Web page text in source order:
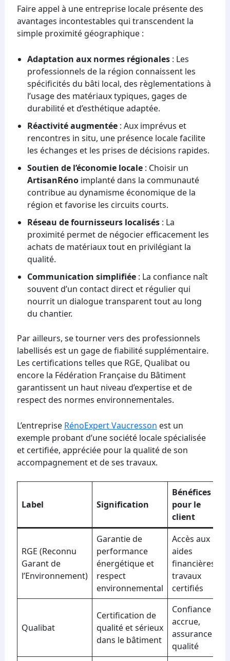
Faire appel à une entreprise locale présente des
avantages incontestables qui transcendent la
simple proximité géographique :
Adaptation aux normes régionales: Les
professionnels de la région connaissent les
spécificités du bâti local, des règlementations à
l’usage des matériaux typiques, gages de
durabilité et d’esthétique adaptée.
Réactivité augmentée: Aux imprévus et
rencontres in situ, une présence locale facilite
les échanges et les prises de décisions rapides.
Soutien de l’économie locale: Choisir un
ArtisanRénoimplanté dans la communauté
contribue au dynamisme économique de la
région et favorise les circuits courts.
Réseau de fournisseurs localisés: La
proximité permet de négocier efficacement les
achats de matériaux tout en privilégiant la
qualité.
Communication simplifiée: La confiance naît
souvent d’un contact direct et régulier qui
nourrit un dialogue transparent tout au long
du chantier.
Par ailleurs, se tourner vers des professionnels
labellisés est un gage de fiabilité supplémentaire.
Les certifications telles que RGE, Qualibat ou
encore la Fédération Française du Bâtiment
garantissent un haut niveau d’expertise et de
respect des normes environnementales.
L’entreprise RénoExpert Vaucresson est un
exemple probant d’une société locale spécialisée
et certifiée, appréciée pour la qualité de son
accompagnement et de ses travaux.
Label Signification
Bénéfices
pour le
client
RGE (Reconnu
Garant de
l’Environnement)
Garantie de
performance
énergétique et
respect
environnemental
Accès aux
aides
financières,
travaux
certifiés
Qualibat
Certification de
qualité et sérieux
dans le bâtiment
Confiance
accrue,
assurance
qualité